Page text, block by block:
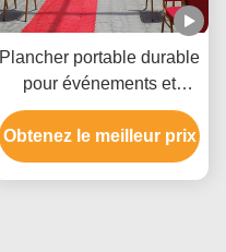
Plancher portable durable
pour événements et
plancher de protection du
gazon avec une capacité
de charge de 20 TONS et
Obtenez le meilleur prix